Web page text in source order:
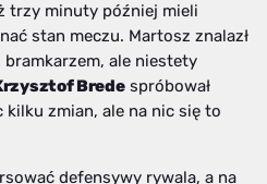
trzy minuty później mieli
stan meczu. Martosz znalazł
ale niestety
Bredespróbował
kilku zmian, ale na nic się to
defensywy rywala, a na